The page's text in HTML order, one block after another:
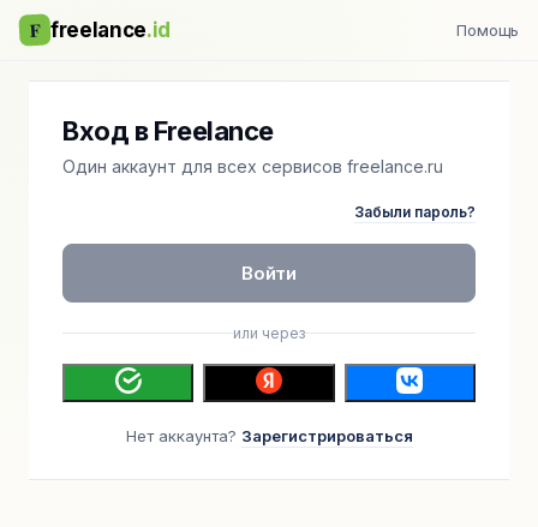
F freelance.id Помощь
Вход в Freelance
Один аккаунт для всех сервисов freelance.ru
Забыли пароль?
Войти
или через
Нет аккаунта? Зарегистрироваться